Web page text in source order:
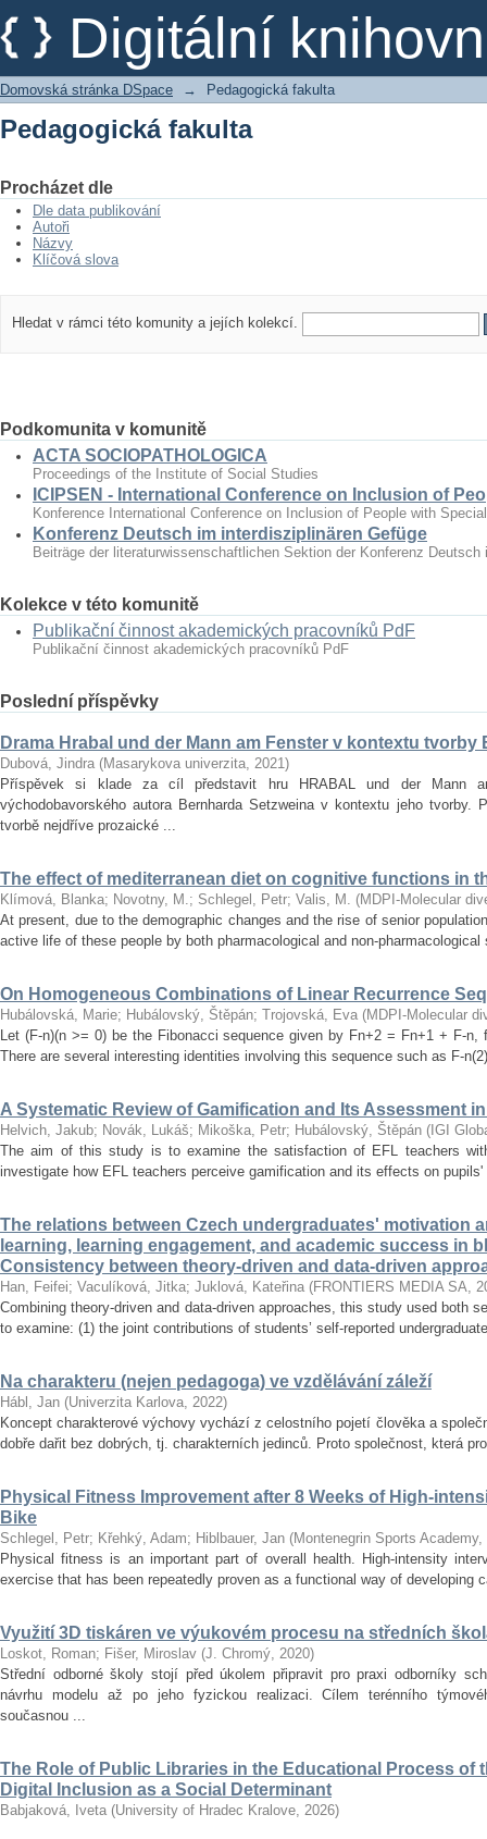
Digitální
Pedagogická fakulta
Domovská stránka DSpace → Pedagogická fakulta
Pedagogická fakulta
Procházet dle
Dle data publikování
Autoři
Názvy
Klíčová slova
Hledat v rámci této komunity a jejích kolekcí.
Podkomunita v komunitě
ACTA SOCIOPATHOLOGICA
Proceedings of the Institute of Social Studies
ICIPSEN - International Conference on Inclusion of
Konference International Conference on Inclusion of People with
Konferenz Deutsch im interdisziplinären Gefüge
Beiträge der literaturwissenschaftlichen Sektion der Konferenz
Kolekce v této komunitě
Publikační činnost akademických pracovníků PdF
Publikační činnost akademických pracovníků PdF
Poslední příspěvky
Drama Hrabal und der Mann am Fenster v kontextu tvorby
Dubová, Jindra (Masarykova univerzita, 2021)
Příspěvek si klade za cíl představit hru HRABAL und der Mann
východobavorského autora Bernharda Setzweina v kontextu jeho tvorby.
tvorbě nejdříve prozaické ...
The effect of mediterranean diet on cognitive functions in
Klímová, Blanka; Novotny, M.; Schlegel, Petr; Valis, M. (MDPI-Molecular
At present, due to the demographic changes and the rise of senior
active life of these people by both pharmacological and
On Homogeneous Combinations of Linear Recurrence
Hubálovská, Marie; Hubálovský, Štěpán; Trojovská, Eva (MDPI-Molecular
Let (F-n)(n >= 0) be the Fibonacci sequence given by Fn+2 = Fn+1 + F-
There are several interesting identities involving this sequence such as F-
A Systematic Review of Gamification and Its Assessment
Helvich, Jakub; Novák, Lukáš; Mikoška, Petr; Hubálovský, Štěpán ( IGI
The aim of this study is to examine the satisfaction of EFL teachers
investigate how EFL teachers perceive gamification and its effects on
The relations between Czech undergraduates' motivation
learning, learning engagement, and academic success in
Consistency between theory-driven and data-driven
Han, Feifei; Vaculíková, Jitka; Juklová, Kateřina (FRONTIERS MEDIA SA,
Combining theory-driven and data-driven approaches, this study used both
to examine: (1) the joint contributions of students’ self-reported
Na charakteru (nejen pedagoga) ve vzdělávání záleží
Hábl, Jan (Univerzita Karlova, 2022)
Koncept charakterové výchovy vychází z celostního pojetí člověka a
dobře dařit bez dobrých, tj. charakterních jedinců. Proto společnost, která
Physical Fitness Improvement after 8 Weeks of High-
Bike
Schlegel, Petr; Křehký, Adam; Hiblbauer, Jan (Montenegrin Sports Academy,
Physical fitness is an important part of overall health. High-intensity
exercise that has been repeatedly proven as a functional way of developing
Využití 3D tiskáren ve výukovém procesu na středních
Loskot, Roman; Fišer, Miroslav (J. Chromý, 2020)
Střední odborné školy stojí před úkolem připravit pro praxi odborníky
návrhu modelu až po jeho fyzickou realizaci. Cílem terénního
současnou ...
The Role of Public Libraries in the Educational Process of
Digital Inclusion as a Social Determinant
Babjaková, Iveta (University of Hradec Kralove, 2026)